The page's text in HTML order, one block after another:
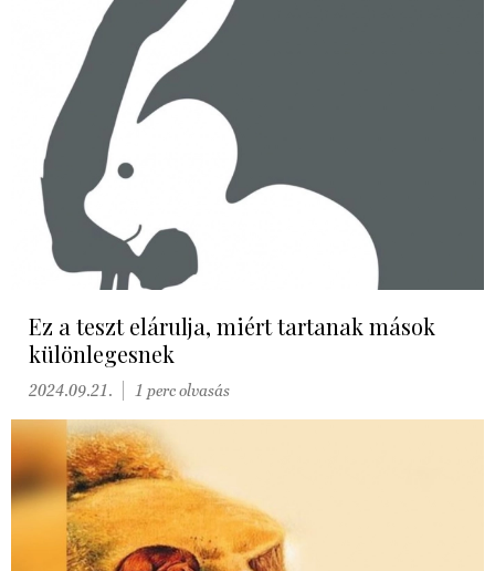
Ez a teszt elárulja, miért tartanak mások
különlegesnek
2024.09.21. 1 perc olvasás